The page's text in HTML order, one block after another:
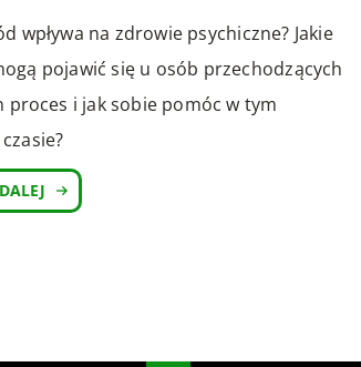
wpływa na zdrowie psychiczne? Jakie
pojawić się u osób przechodzących
proces i jak sobie pomóc w tym